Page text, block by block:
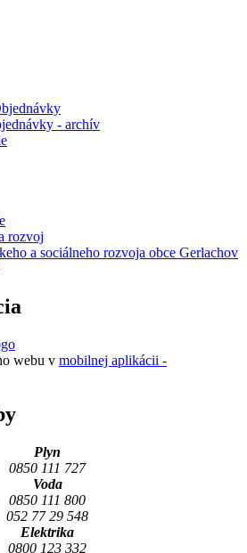
- archív
rozvoj
a sociálneho rozvoja obce Gerlachov
webu v mobilnej aplikácii -
Plyn
0850 111 727
Voda
0850 111 800
052 77 29 548
Elektrika
0800 123 332